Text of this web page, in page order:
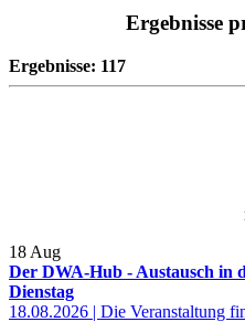
Ergebnisse
Ergebnisse: 117
18 Aug
Der DWA-Hub - Austausch in
Dienstag
18.08.2026 | Die Veranstaltung